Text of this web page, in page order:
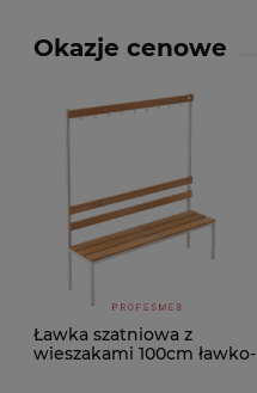
Okazje cenowe
Ławka szatniowa z
wieszakami 100cm ławko-